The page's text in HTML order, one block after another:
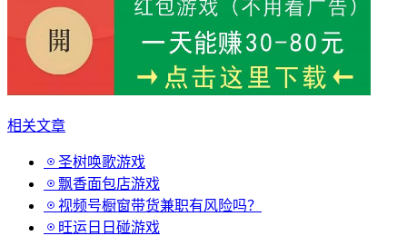
相关文章
圣树唤歌游戏
飘香面包店游戏
视频号橱窗带货兼职有风险吗？
旺运日日碰游戏